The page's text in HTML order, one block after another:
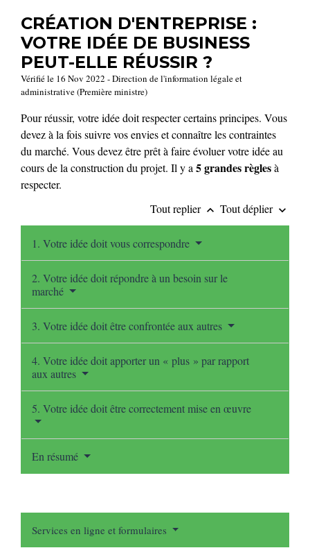
CRÉATION D'ENTREPRISE :
VOTRE IDÉE DE BUSINESS
PEUT-ELLE RÉUSSIR ?
Vérifié le 16 Nov 2022 - Direction de l'information légale et
administrative (Première ministre)
Pour réussir, votre idée doit respecter certains principes. Vous
devez à la fois suivre vos envies et connaître les contraintes
du marché. Vous devez être prêt à faire évoluer votre idée au
cours de la construction du projet. Il y a 5 grandes règlesà
respecter.
Tout replier keyboard_arrow_up Tout déplier keyboard_arrow_down
1. Votre idée doit vous correspondre
2. Votre idée doit répondre à un besoin sur le
marché
3. Votre idée doit être confrontée aux autres
4. Votre idée doit apporter un « plus » par rapport
aux autres
5. Votre idée doit être correctement mise en œuvre
En résumé
Services en ligne et formulaires